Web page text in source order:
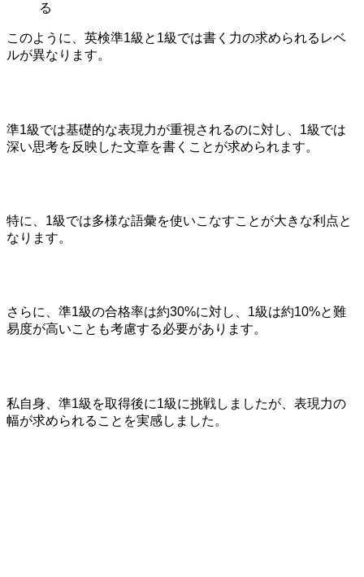
る
このように、英検準1級と1級では書く力の求められるレベ
ルが異なります。
準1級では基礎的な表現力が重視されるのに対し、1級では
深い思考を反映した文章を書くことが求められます。
特に、1級では多様な語彙を使いこなすことが大きな利点と
なります。
さらに、準1級の合格率は約30%に対し、1級は約10%と難
易度が高いことも考慮する必要があります。
私自身、準1級を取得後に1級に挑戦しましたが、表現力の
幅が求められることを実感しました。